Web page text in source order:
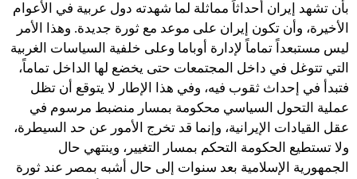
بأن تشهد إيران أحداثاً مماثلة لما شهدته دول عربية في الأعوام
الأخيرة، وأن تكون إيران على موعد مع ثورة جديدة. وهذا الأمر
ليس مستبعداً تماماً لإدارة أوباما وعلى خلفية السياسات الغربية
التي تتوغل في داخل المجتمعات حتى يخضع لها الداخل تماماً،
فتبدأ في إحداث ثقوب فيه، وفي هذا الإطار لا يتوقع أن تظل
عملية التحول السياسي محكومة بمسار منضبط مرسوم في
عقل القيادات الإيرانية، وإنما قد تخرج الأمور عن حد السيطرة،
ولا تستطيع الحكومة التحكم بمسار التغيير، وينتهي حال
الجمهورية الإسلامية بعد سنوات إلى حال أشبه بمصر عند ثورة